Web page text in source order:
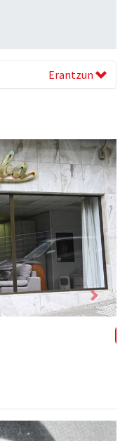
Erantzun
Next